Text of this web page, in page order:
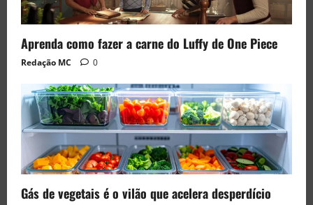
Aprenda como fazer a carne do Luffy de One Piece
Redação MC 0
Gás de vegetais é o vilão que acelera desperdício